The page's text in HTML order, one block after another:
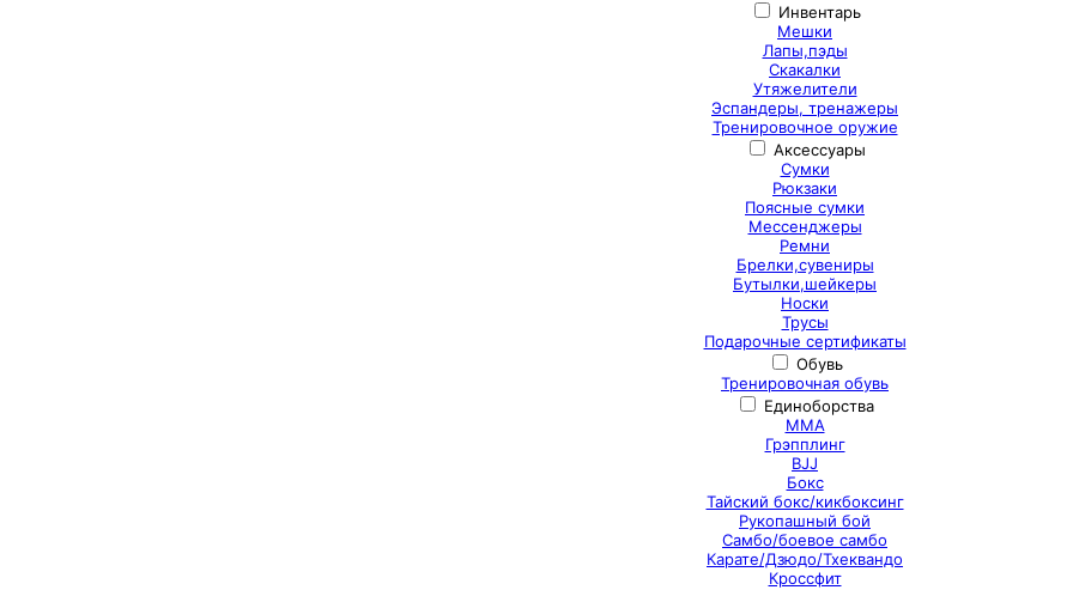
Инвентарь
Мешки
Лапы,пэды
Скакалки
Утяжелители
Эспандеры, тренажеры
Тренировочное оружие
Аксессуары
Сумки
Рюкзаки
Поясные сумки
Мессенджеры
Ремни
Брелки,сувениры
Бутылки,шейкеры
Носки
Трусы
Подарочные сертификаты
Обувь
Тренировочная обувь
Единоборства
ММА
Грэпплинг
BJJ
Бокс
Тайский бокс/кикбоксинг
Рукопашный бой
Самбо/боевое самбо
Карате/Дзюдо/Тхеквандо
Кроссфит